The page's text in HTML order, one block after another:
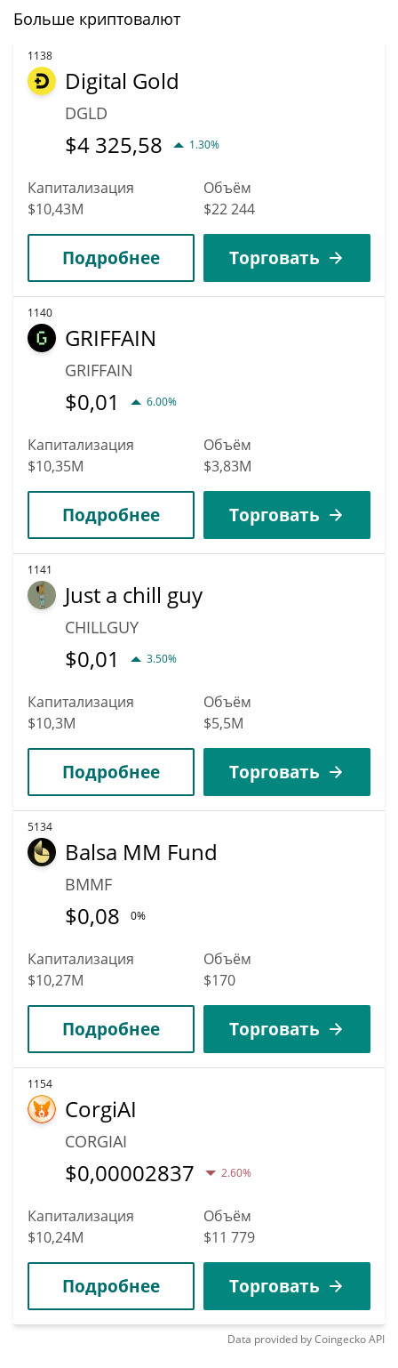
Больше криптовалют
1138
Digital Gold
DGLD
$4 325,58 1.30%
Капитализация
$10,43M
Объём
$22 244
Подробнее Торговать
1140
GRIFFAIN
GRIFFAIN
$0,01 6.00%
Капитализация
$10,35M
Объём
$3,83M
Подробнее Торговать
1141
Just a chill guy
CHILLGUY
$0,01 3.50%
Капитализация
$10,3M
Объём
$5,5M
Подробнее Торговать
5134
Balsa MM Fund
BMMF
$0,08 0%
Капитализация
$10,27M
Объём
$170
Подробнее Торговать
1154
CorgiAI
CORGIAI
$0,00002837 2.60%
Капитализация
$10,24M
Объём
$11 779
Подробнее Торговать
Data provided byCoingeckoAPI